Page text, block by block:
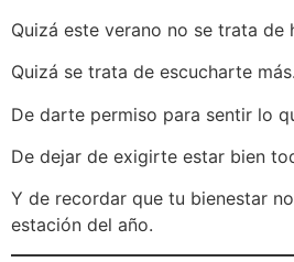
Quizá este verano no se trata de
Quizá se trata de escucharte más.
De darte permiso para sentir lo
De dejar de exigirte estar bien
Y de recordar que tu bienestar
estación del año.